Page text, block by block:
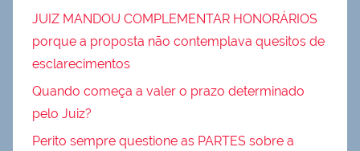
JUIZ MANDOU COMPLEMENTAR HONORÁRIOS
porque a proposta não contemplava quesitos de
esclarecimentos
Quando começa a valer o prazo determinado
pelo Juiz?
Perito sempre questione as PARTES sobre a